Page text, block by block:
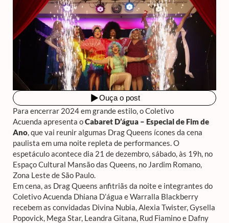
Para encerrar 2024 em grande estilo, o Coletivo
Acuenda apresenta oCabaret D’água – Especial de Fim de
Ano, que vai reunir algumas Drag Queens ícones da cena
paulista em uma noite repleta de performances. O
espetáculo acontece dia 21 de dezembro, sábado, às 19h, no
Espaço Cultural Mansão das Queens, no Jardim Romano,
Zona Leste de São Paulo.
Em cena, as Drag Queens anfitriãs da noite e integrantes do
Coletivo Acuenda Dhiana D’água e Warralla Blackberry
recebem as convidadas Divina Nubia, Alexia Twister, Gysella
Popovick, Mega Star, Leandra Gitana, Rud Fiamino e Dafny